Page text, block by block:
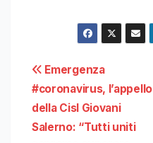
Navigazione
articoli
Emergenza
#coronavirus, l’appello
della Cisl Giovani
Salerno: “Tutti uniti